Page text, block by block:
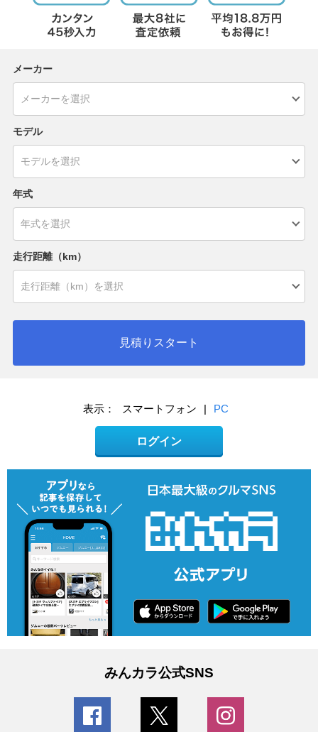
メーカー
モデル
年式
走行距離（km）
見積りスタート
表示： スマートフォン | PC
ログイン
みんカラ公式SNS